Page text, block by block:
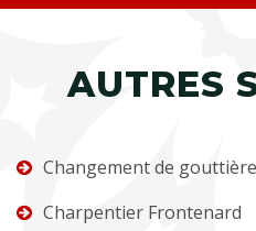
AUTRES
Changement de
Charpentier Frontenard